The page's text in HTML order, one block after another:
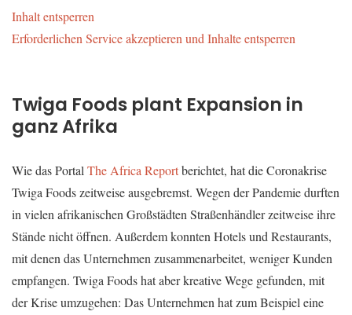
Inhalt entsperren
Erforderlichen Service akzeptieren und Inhalte entsperren
Twiga Foods plant Expansion in
ganz Afrika
Wie das PortalThe Africa Reportberichtet, hat die Coronakrise
Twiga Foods zeitweise ausgebremst. Wegen der Pandemie durften
in vielen afrikanischen Großstädten Straßenhändler zeitweise ihre
Stände nicht öffnen. Außerdem konnten Hotels und Restaurants,
mit denen das Unternehmen zusammenarbeitet, weniger Kunden
empfangen. Twiga Foods hat aber kreative Wege gefunden, mit
der Krise umzugehen: Das Unternehmen hat zum Beispiel eine